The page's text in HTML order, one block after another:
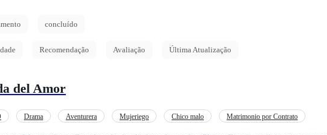
concluído
Recomendação Avaliação Última Atualização
del Amor
Drama Aventurera Mujeriego Chico malo
Matrimonio por Contrato